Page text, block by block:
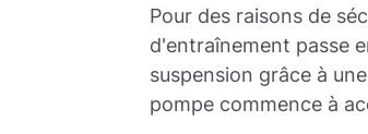
Pour des raisons de
d'entraînement passe
suspension grâce à
pompe commence à